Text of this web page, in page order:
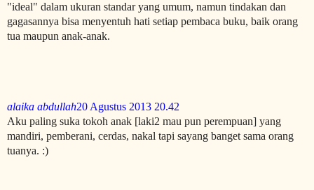
"ideal" dalam ukuran standar yang umum, namun tindakan dan
gagasannya bisa menyentuh hati setiap pembaca buku, baik orang
tua maupun anak-anak.
alaika abdullah20 Agustus 2013 20.42
Aku paling suka tokoh anak [laki2 mau pun perempuan] yang
mandiri, pemberani, cerdas, nakal tapi sayang banget sama orang
tuanya. :)